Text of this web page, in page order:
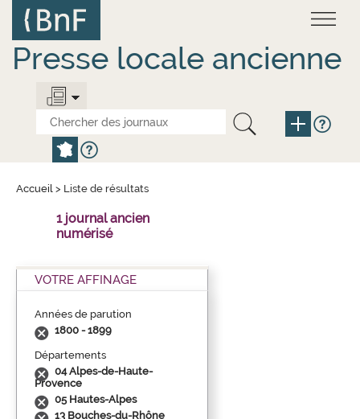
contenu
principal
Presse locale ancienne
Accueil > Liste de résultats
1 journal ancien
numérisé
VOTRE AFFINAGE
Années de parution
1800 - 1899
Départements
04 Alpes-de-Haute-
Provence
05 Hautes-Alpes
13 Bouches-du-Rhône
Panneau de gestion des cookies